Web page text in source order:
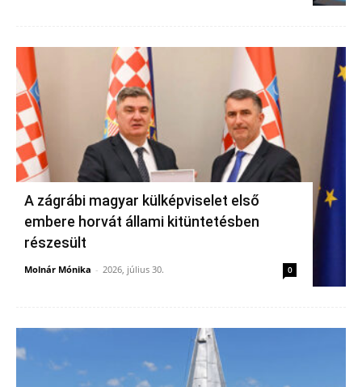
A zágrábi magyar külképviselet első
embere horvát állami kitüntetésben
részesült
Molnár Mónika - 2026, július 30. 0